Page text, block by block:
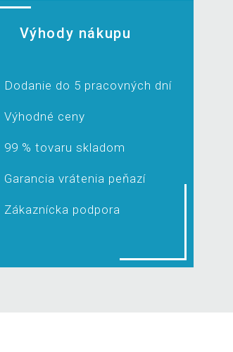
Výhody nákupu
Dodanie do 5 pracovných dní
Výhodné ceny
99 % tovaru skladom
Garancia vrátenia peňazí
Zákaznícka podpora